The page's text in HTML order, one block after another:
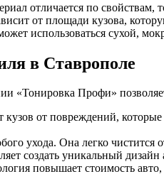
отличается по
от площади кузова,
использоваться сухой,
в Ставрополе
«Тонировка Профи»
от повреждений,
ухода. Она легко
создать уникальный дизайн
повышает стоимость